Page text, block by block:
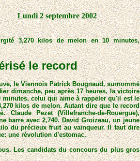
Lundi 2 septembre 2002
3,270 kilos de melon en 10 minutes,
le record
le Viennois Patrick Bougnaud, surnommé
dimanche, peu après 17 heures, la victoire
celui qui aime à rappeler qu'il est le
kilos de melon. Autant dire que le record
Pezet (Villefranche-de-Rouergue),
barre avec 2,740. David Groizeau, un jeune
du précieux fruit au vainqueur. Il faut dire
une révolution d'estomac.
Les candidats du concours du plus gros